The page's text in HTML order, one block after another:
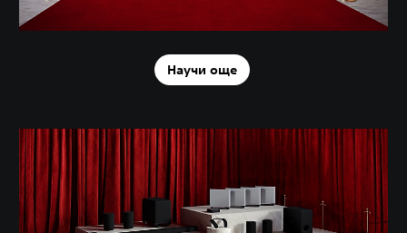
Научи още